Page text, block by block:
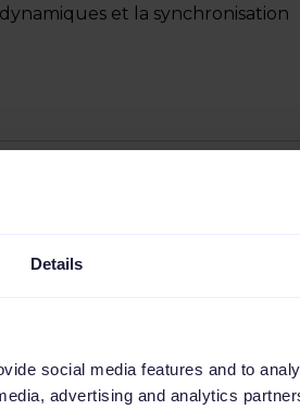
Details
social media features and to
advertising and analytics
et la synchronisation
aussi